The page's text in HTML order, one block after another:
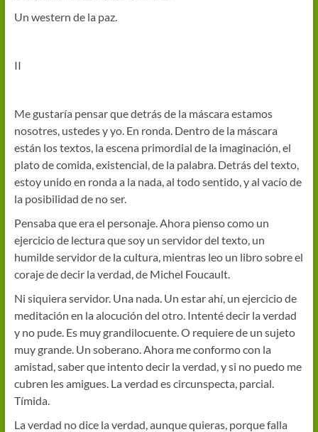
Un western de la paz.
II
Me gustaría pensar que detrás de la máscara estamos
nosotres, ustedes y yo. En ronda. Dentro de la máscara
están los textos, la escena primordial de la imaginación, el
plato de comida, existencial, de la palabra. Detrás del texto,
estoy unido en ronda a la nada, al todo sentido, y al vacío de
la posibilidad de no ser.
Pensaba que era el personaje. Ahora pienso como un
ejercicio de lectura que soy un servidor del texto, un
humilde servidor de la cultura, mientras leo un libro sobre el
coraje de decir la verdad, de Michel Foucault.
Ni siquiera servidor. Una nada. Un estar ahí, un ejercicio de
meditación en la alocución del otro. Intenté decir la verdad
y no pude. Es muy grandilocuente. O requiere de un sujeto
muy grande. Un soberano. Ahora me conformo con la
amistad, saber que intento decir la verdad, y si no puedo me
cubren les amigues. La verdad es circunspecta, parcial.
Tímida.
La verdad no dice la verdad, aunque quieras, porque falla